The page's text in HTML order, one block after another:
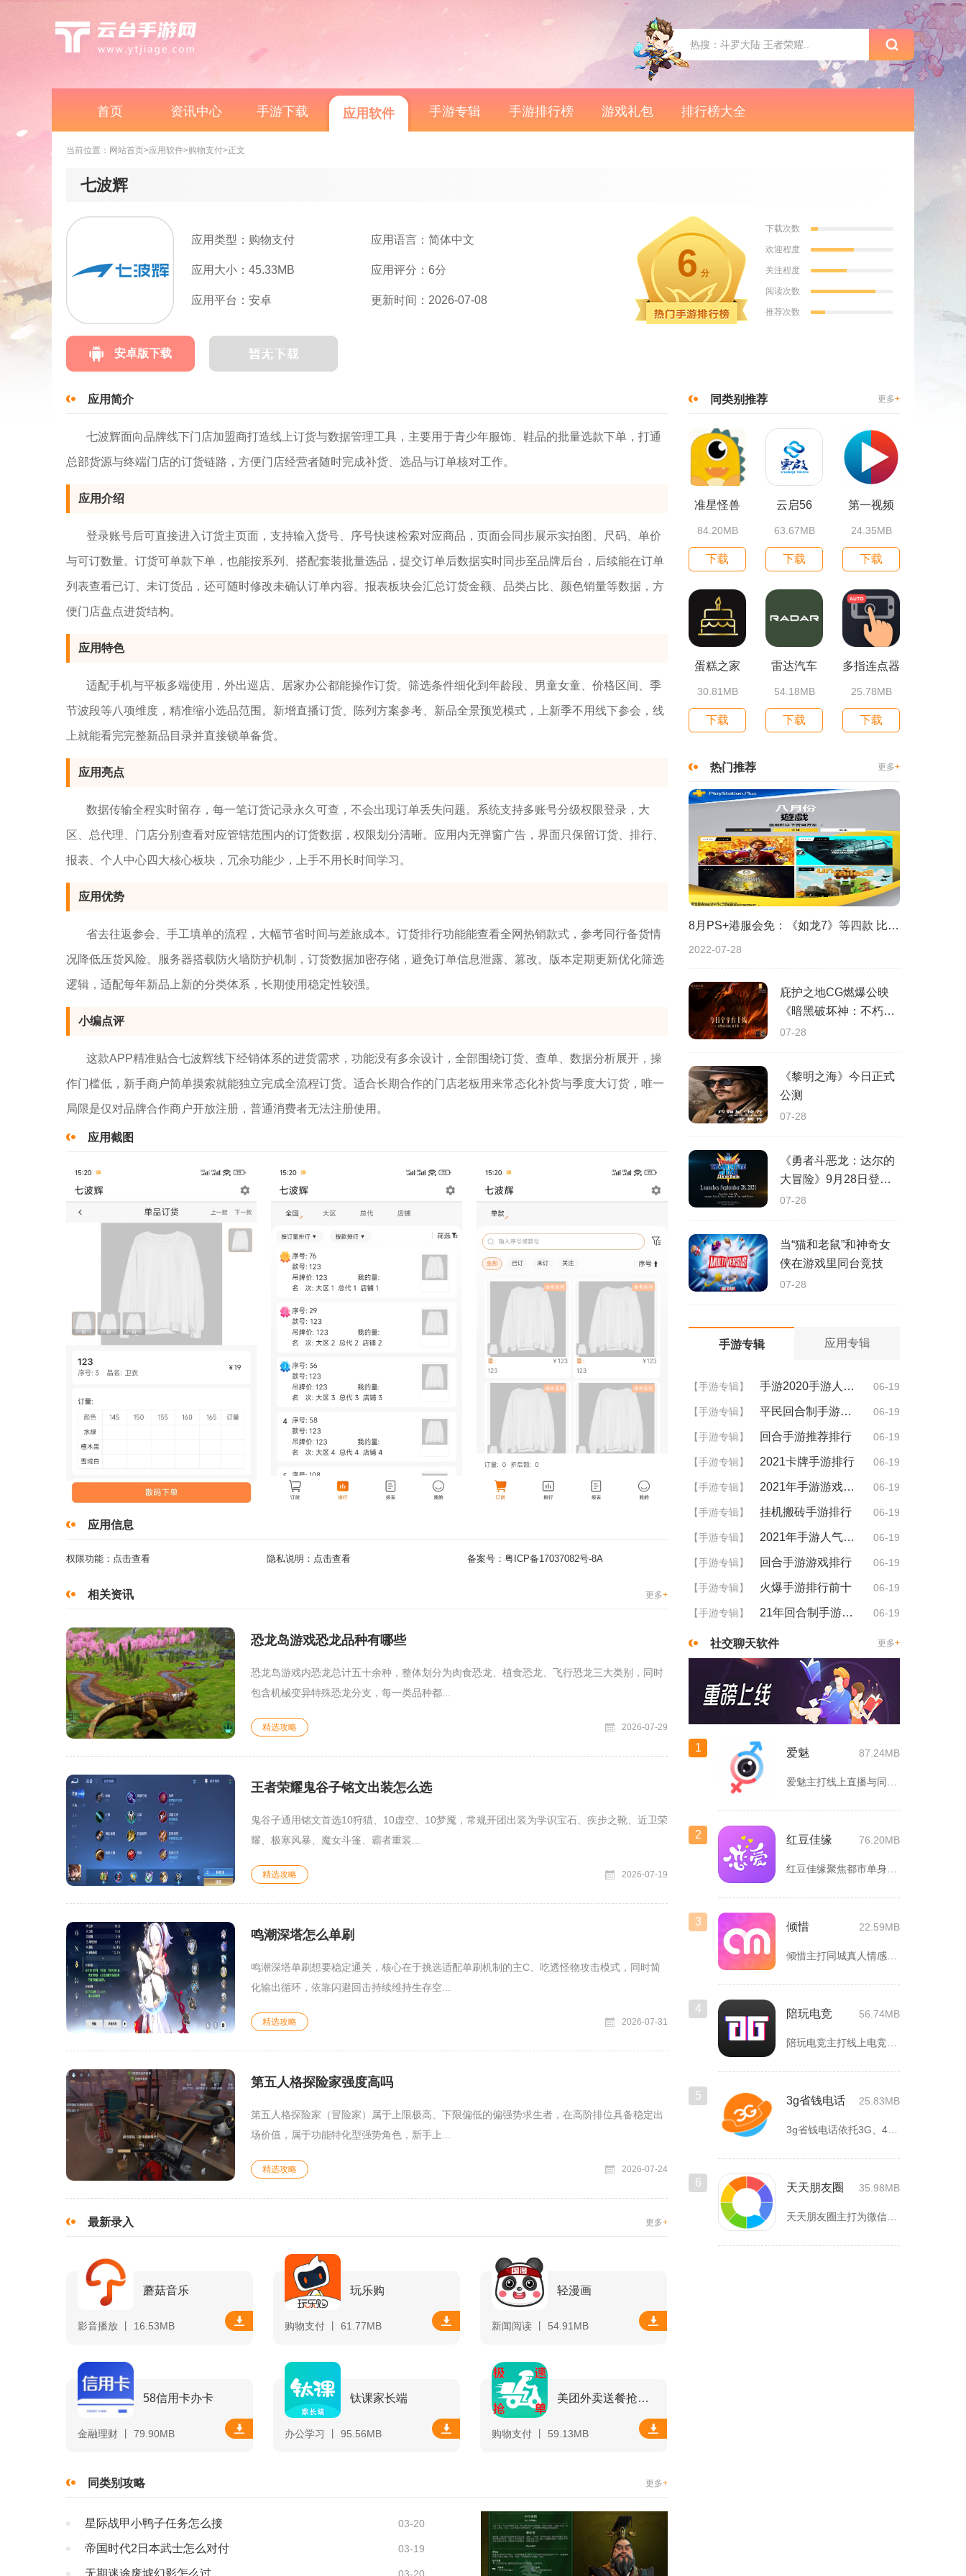
首页 资讯中心 手游下载 应用软件 手游专辑 手游排行榜 游戏礼包 排行榜大全
当前位置： 网站首页>应用软件>购物支付>正文
七波辉
应用类型：购物支付 应用语言：简体中文
应用大小：45.33MB 应用评分：6分
应用平台：安卓 更新时间：2026-07-08
6 分
下载次数
欢迎程度
关注程度
阅读次数
推荐次数
安卓版下载
应用简介
七波辉面向品牌线下门店加盟商打造线上订货与数据管理工具，主要用于青少年服饰、鞋品的批量选款下单，打通
总部货源与终端门店的订货链路，方便门店经营者随时完成补货、选品与订单核对工作。
应用介绍
登录账号后可直接进入订货主页面，支持输入货号、序号快速检索对应商品，页面会同步展示实拍图、尺码、单价
与可订数量。订货可单款下单，也能按系列、搭配套装批量选品，提交订单后数据实时同步至品牌后台，后续能在订单
列表查看已订、未订货品，还可随时修改未确认订单内容。报表板块会汇总订货金额、品类占比、颜色销量等数据，方
便门店盘点进货结构。
应用特色
适配手机与平板多端使用，外出巡店、居家办公都能操作订货。筛选条件细化到年龄段、男童女童、价格区间、季
节波段等八项维度，精准缩小选品范围。新增直播订货、陈列方案参考、新品全景预览模式，上新季不用线下参会，线
上就能看完完整新品目录并直接锁单备货。
应用亮点
数据传输全程实时留存，每一笔订货记录永久可查，不会出现订单丢失问题。系统支持多账号分级权限登录，大
区、总代理、门店分别查看对应管辖范围内的订货数据，权限划分清晰。应用内无弹窗广告，界面只保留订货、排行、
报表、个人中心四大核心板块，冗余功能少，上手不用长时间学习。
应用优势
省去往返参会、手工填单的流程，大幅节省时间与差旅成本。订货排行功能能查看全网热销款式，参考同行备货情
况降低压货风险。服务器搭载防火墙防护机制，订货数据加密存储，避免订单信息泄露、篡改。版本定期更新优化筛选
逻辑，适配每年新品上新的分类体系，长期使用稳定性较强。
小编点评
这款APP精准贴合七波辉线下经销体系的进货需求，功能没有多余设计，全部围绕订货、查单、数据分析展开，操
作门槛低，新手商户简单摸索就能独立完成全流程订货。适合长期合作的门店老板用来常态化补货与季度大订货，唯一
局限是仅对品牌合作商户开放注册，普通消费者无法注册使用。
应用截图
应用信息
权限功能： 点击查看 隐私说明： 点击查看 备案号： 粤ICP备17037082号-8A
相关资讯 更多+
恐龙岛游戏恐龙品种有哪些
恐龙岛游戏内恐龙总计五十余种，整体划分为肉食恐龙、植食恐龙、飞行恐龙三大类别，同时
包含机械变异特殊恐龙分支，每一类品种都...
精选攻略 2026-07-29
王者荣耀鬼谷子铭文出装怎么选
鬼谷子通用铭文首选10狩猎、10虚空、10梦魇，常规开团出装为学识宝石、疾步之靴、近卫荣
耀、极寒风暴、魔女斗篷、霸者重装...
精选攻略 2026-07-19
鸣潮深塔怎么单刷
鸣潮深塔单刷想要稳定通关，核心在于挑选适配单刷机制的主C、吃透怪物攻击模式，同时简
化输出循环，依靠闪避回击持续维持生存空...
精选攻略 2026-07-31
第五人格探险家强度高吗
第五人格探险家（冒险家）属于上限极高、下限偏低的偏强势求生者，在高阶排位具备稳定出
场价值，属于功能特化型强势角色，新手上...
精选攻略 2026-07-24
最新录入 更多+
蘑菇音乐
影音播放 丨 16.53MB
玩乐购
购物支付 丨 61.77MB
轻漫画
新闻阅读 丨 54.91MB
58信用卡办卡
金融理财 丨 79.90MB
钛课家长端
办公学习 丨 95.56MB
美团外卖送餐抢单软件
购物支付 丨 59.13MB
同类别攻略 更多+
星际战甲小鸭子任务怎么接 03-20
帝国时代2日本武士怎么对付 03-19
无期迷途废墟幻影怎么过
同类别推荐 更多+
准星怪兽
84.20MB
下载
云启56
63.67MB
下载
第一视频
24.35MB
下载
蛋糕之家
30.81MB
下载
雷达汽车
54.18MB
下载
多指连点器
25.78MB
下载
热门推荐 更多+
8月PS+港服会免：《如龙7》等四款 比欧美服多一款
2022-07-28
庇护之地CG燃爆公映
《暗黑破坏神：不朽》
今日全平台上线
07-28
《黎明之海》今日正式
公测
07-28
《勇者斗恶龙：达尔的
大冒险》9月28日登陆
苹果谷歌应用商店
07-28
当“猫和老鼠”和神奇女
侠在游戏里同台竞技
07-28
手游专辑 应用专辑
【手游专辑】 手游2020手游人气排行 06-19
【手游专辑】 平民回合制手游排行 06-19
【手游专辑】 回合手游推荐排行 06-19
【手游专辑】 2021卡牌手游排行 06-19
【手游专辑】 2021年手游游戏排行 06-19
【手游专辑】 挂机搬砖手游排行 06-19
【手游专辑】 2021年手游人气排行 06-19
【手游专辑】 回合手游游戏排行 06-19
【手游专辑】 火爆手游排行前十 06-19
【手游专辑】 21年回合制手游排行 06-19
社交聊天软件 更多+
1 爱魅 87.24MB
爱魅主打线上直播与同城轻社交融合服务，整合影音直播、兴趣社群...
2 红豆佳缘 76.20MB
红豆佳缘聚焦都市单身人群严肃婚恋需求，搭建线上线下联动的真实...
3 倾惜 22.59MB
倾惜主打同城真人情感社交，面向有交友、脱单需求的年轻用户，依...
4 陪玩电竞 56.74MB
陪玩电竞主打线上电竞组队、游戏陪练服务，覆盖手游、端游多款热...
5 3g省钱电话 25.83MB
3g省钱电话依托3G、4G、5G及WiFi网络实现低资费通话...
6 天天朋友圈 35.98MB
天天朋友圈主打为微信以及各类社交平台提供全套发圈素材，涵盖文...